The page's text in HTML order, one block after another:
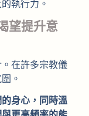
執行力。
望提升意
在許多宗教儀
。
身心，同時溫